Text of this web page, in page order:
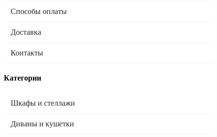
Способы оплаты
Доставка
Контакты
Категории
Шкафы и стеллажи
Диваны и кушетки